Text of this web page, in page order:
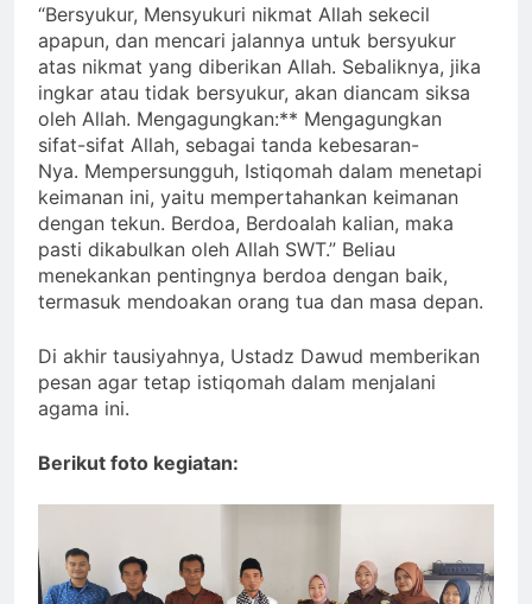
“Bersyukur, Mensyukuri nikmat Allah sekecil
apapun, dan mencari jalannya untuk bersyukur
atas nikmat yang diberikan Allah. Sebaliknya, jika
ingkar atau tidak bersyukur, akan diancam siksa
oleh Allah. Mengagungkan:** Mengagungkan
sifat-sifat Allah, sebagai tanda kebesaran-
Nya. Mempersungguh, Istiqomah dalam menetapi
keimanan ini, yaitu mempertahankan keimanan
dengan tekun. Berdoa, Berdoalah kalian, maka
pasti dikabulkan oleh Allah SWT.” Beliau
menekankan pentingnya berdoa dengan baik,
termasuk mendoakan orang tua dan masa depan.
Di akhir tausiyahnya, Ustadz Dawud memberikan
pesan agar tetap istiqomah dalam menjalani
agama ini.
Berikut foto kegiatan: